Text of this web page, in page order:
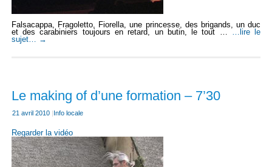
Falsacappa, Fragoletto, Fiorella, une princesse, des brigands, un duc
et des carabiniers toujours en retard, un butin, le tout …
…lire le
sujet…
→
Le making of d’une formation – 7’30
21 avril 2010 Info locale
Regarder la vidéo